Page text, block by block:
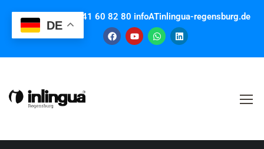
Contact us: +49 941 60 82 80 infoATinlingua-regensburg.de
DE